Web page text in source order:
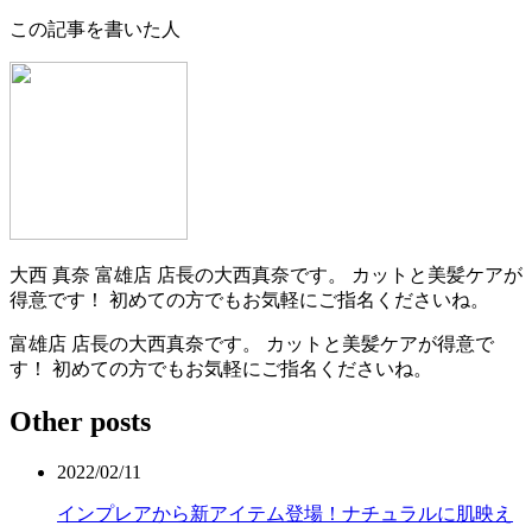
この記事を書いた人
大西 真奈 富雄店 店長の大西真奈です。 カットと美髪ケアが
得意です！ 初めての方でもお気軽にご指名くださいね。
富雄店 店長の大西真奈です。 カットと美髪ケアが得意で
す！ 初めての方でもお気軽にご指名くださいね。
Other posts
2022/02/11
インプレアから新アイテム登場！ナチュラルに肌映え